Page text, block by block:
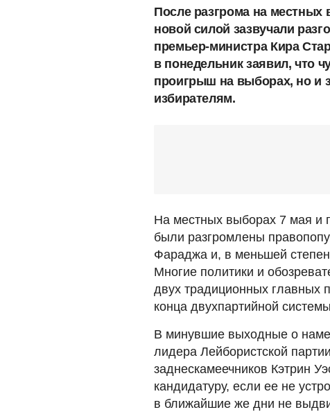
После разгрома на местных
новой силой зазвучали
премьер-министра Кира
в понедельник заявил, что
проигрыш на выборах, но и
избирателям.
На местных выборах 7 мая и
были разгромлены
Фараджа и, в меньшей
Многие политики и
двух традиционных главных
конца двухпартийной
В минувшие выходные о
лидера Лейбористской
заднескамеечников Кэтрин
кандидатуру, если ее не
в ближайшие же дни не